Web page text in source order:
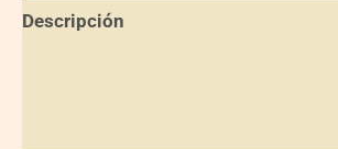
Descripción